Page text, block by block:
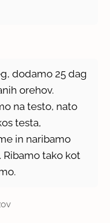
dodamo 25 dag
orehov.
na testo, nato
testa,
in naribamo
Ribamo tako kot